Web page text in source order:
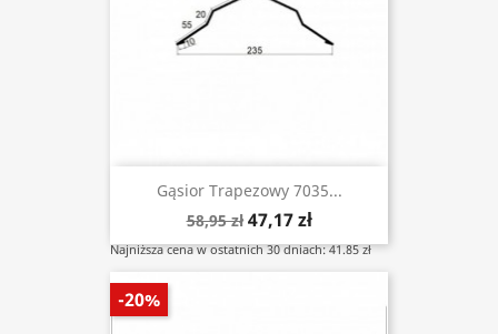
Gąsior Trapezowy 7035...
58,95 zł 47,17 zł
Najniższa cena w ostatnich 30 dniach: 41.85 zł
-20%